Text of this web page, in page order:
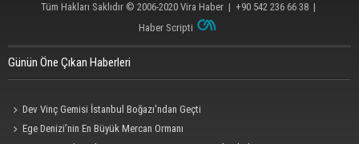
Tüm Hakları Saklıdır © 2006-2020 Vira Haber | +90 542 236 66 38 |
Haber Scripti
Günün Öne Çıkan Haberleri
Dev Vinç Gemisi İstanbul Boğazı'ndan Geçti
Ege Denizi’nin En Büyük Mercan Ormanı